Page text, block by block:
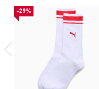
-29%